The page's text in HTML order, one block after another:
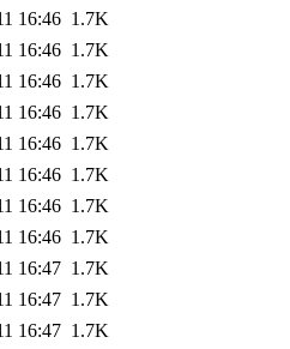
16:46 1.7K
16:46 1.7K
16:46 1.7K
16:46 1.7K
16:46 1.7K
16:46 1.7K
16:46 1.7K
16:46 1.7K
16:47 1.7K
16:47 1.7K
16:47 1.7K